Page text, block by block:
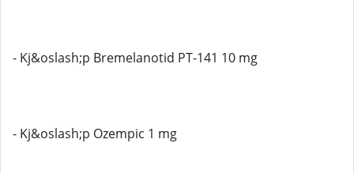
- Kj&oslash;p Bremelanotid PT-141 10 mg
- Kj&oslash;p Ozempic 1 mg